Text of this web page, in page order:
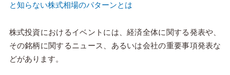
と知らない株式相場のパターンとは
株式投資におけるイベントには、経済全体に関する発表や、
その銘柄に関するニュース、あるいは会社の重要事項発表な
どがあります。